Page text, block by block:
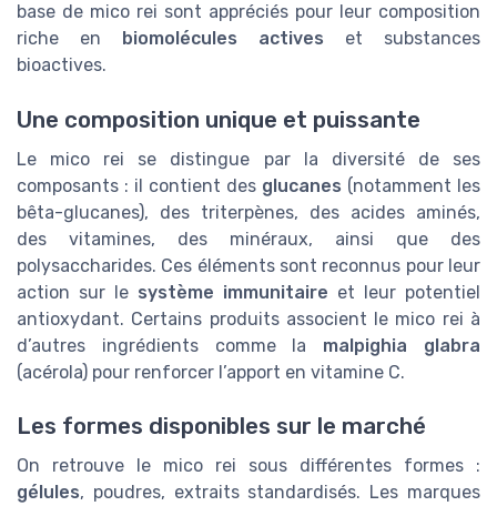
base de mico rei sont appréciés pour leur composition
riche en
biomolécules actives et substances
bioactives.
Une composition unique et puissante
Le mico rei se distingue par la diversité de ses
composants : il contient des glucanes (notamment les
bêta-glucanes), des triterpènes, des acides aminés,
des vitamines, des minéraux, ainsi que des
polysaccharides. Ces éléments sont reconnus pour leur
action sur le système immunitaire et leur potentiel
antioxydant. Certains produits associent le mico rei à
d’autres ingrédients comme la malpighia glabra
(acérola) pour renforcer l’apport en vitamine C.
Les formes disponibles sur le marché
On retrouve le mico rei sous différentes formes :
gélules, poudres, extraits standardisés. Les marques